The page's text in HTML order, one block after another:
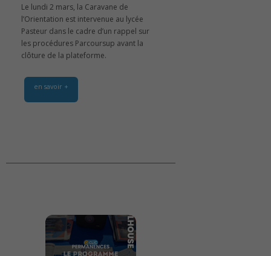
Le lundi 2 mars, la Caravane de
l’Orientation est intervenue au lycée
Pasteur dans le cadre d’un rappel sur
les procédures Parcoursup avant la
clôture de la plateforme.
en savoir +